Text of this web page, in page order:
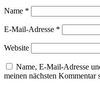
Name *
E-Mail-Adresse *
Website
Name, E-Mail-Adresse
meinen nächsten Kommentar